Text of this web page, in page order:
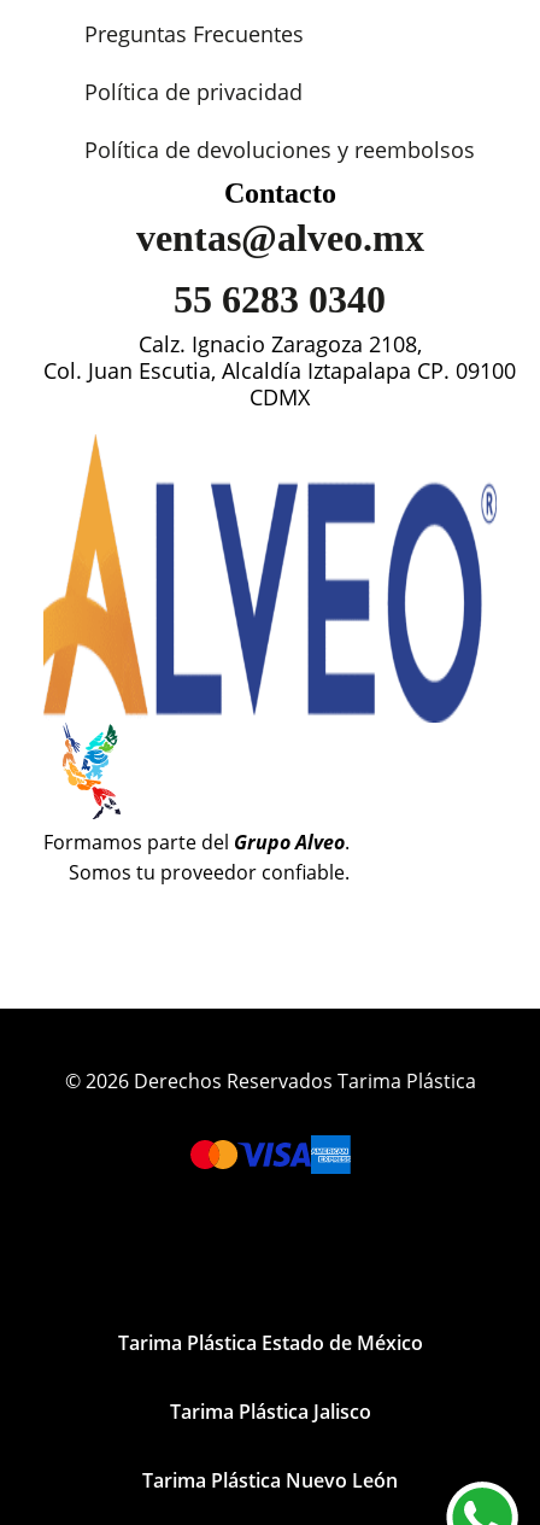
Preguntas Frecuentes
Política de privacidad
Política de devoluciones y reembolsos
Contacto
ventas@alveo.mx
55 6283 0340
Calz. Ignacio Zaragoza 2108,
Col. Juan Escutia, Alcaldía Iztapalapa CP. 09100
CDMX
Formamos parte del Grupo Alveo.
Somos tu proveedor confiable.
© 2026 Derechos Reservados Tarima Plástica
Tarima Plástica Estado de México
Tarima Plástica Jalisco
Tarima Plástica Nuevo León